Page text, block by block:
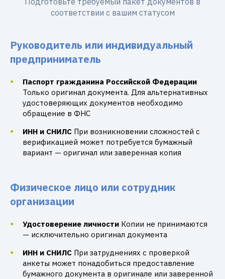
соответствии с вашим статусом
Руководитель или индивидуальный
предприниматель
Паспорт гражданина Российской Федерации
Только оригинал документа. Для альтернативных
удостоверяющих документов необходимо
обращение в ФНС
ИНН и СНИЛС При возникновении сложностей с
верификацией может потребуется бумажный
вариант — оригинал или заверенная копия
Физическое лицо или сотрудник
организации
Удостоверение личности Копии не принимаются
— исключительно оригинал документа
ИНН и СНИЛС При затруднениях с проверкой
анкеты может понадобиться предоставление
бумажного документа в оригинале или заверенной